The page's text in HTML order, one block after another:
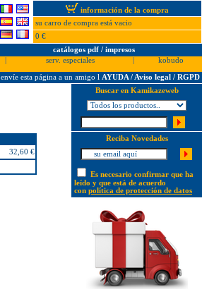
información de la compra
su carro de compra está vacio
0 €
catálogos pdf / impresos
serv. especiales
kobudo
envíe esta página a un amigo l AYUDA / Aviso legal / RGPD
32,60 €
Buscar en Kamikazeweb
Reciba Novedades
Es necesario confirmar que ha
leído y que está de acuerdo
con política de protección de datos